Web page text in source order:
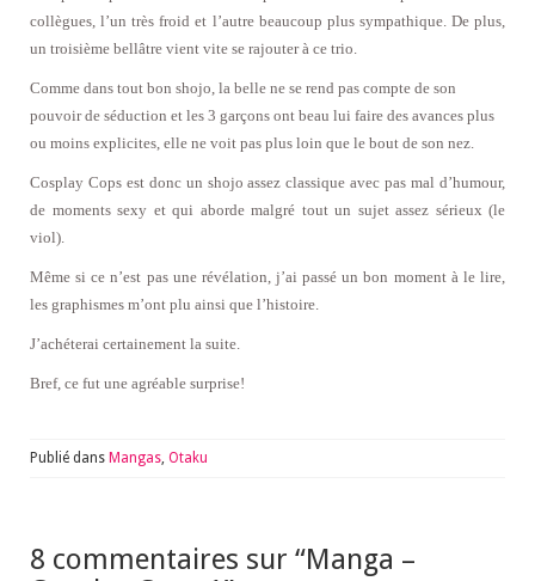
collègues, l’un très froid et l’autre beaucoup plus sympathique. De plus,
un troisième bellâtre vient vite se rajouter à ce trio.
Comme dans tout bon shojo, la belle ne se rend pas compte de son
pouvoir de séduction et les 3 garçons ont beau lui faire des avances plus
ou moins explicites, elle ne voit pas plus loin que le bout de son nez.
Cosplay Cops est donc un shojo assez classique avec pas mal d’humour,
de moments sexy et qui aborde malgré tout un sujet assez sérieux (le
viol).
Même si ce n’est pas une révélation, j’ai passé un bon moment à le lire,
les graphismes m’ont plu ainsi que l’histoire.
J’achéterai certainement la suite.
Bref, ce fut une agréable surprise!
Publié dans Mangas, Otaku
8 commentaires sur “Manga –